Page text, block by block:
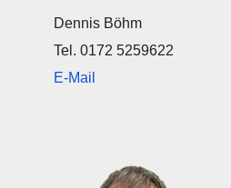
Dennis Böhm
Tel. 0172 5259622
E-Mail